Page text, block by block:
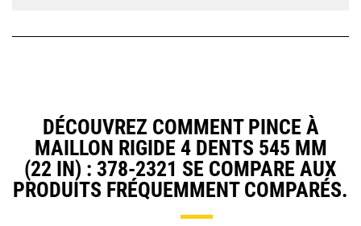
DÉCOUVREZ COMMENT PINCE À
MAILLON RIGIDE 4 DENTS 545 MM
(22 IN) : 378-2321 SE COMPARE AUX
PRODUITS FRÉQUEMMENT COMPARÉS.